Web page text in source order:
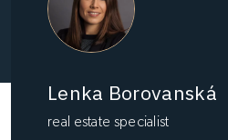
Lenka Borovanská
real estate specialist